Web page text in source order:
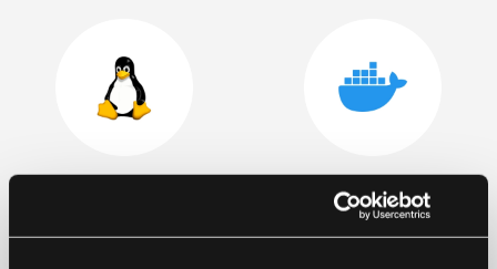
Docker